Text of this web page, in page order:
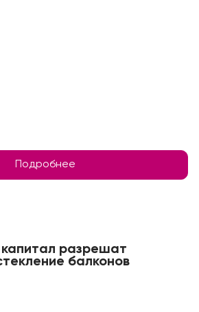
Подробнее
разрешат
балконов